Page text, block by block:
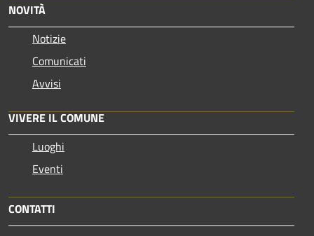
NOVITÀ
Notizie
Comunicati
Avvisi
VIVERE IL COMUNE
Luoghi
Eventi
CONTATTI